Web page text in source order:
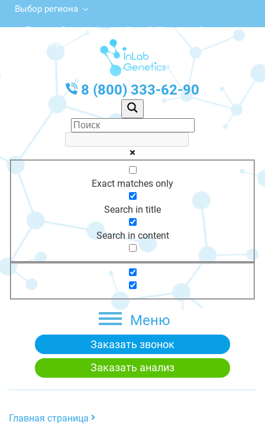
Выбор региона
Россия, Ставропольский край, Кировский
городской округ, Новопавловск
с 10:00 до 20:00
График работы: Пн-Пт с 10:00 до 20:00
8 (800) 333-62-90
Exact matches only
Search in title
Search in content
Меню
Заказать звонок
Заказать анализ
Главная страница